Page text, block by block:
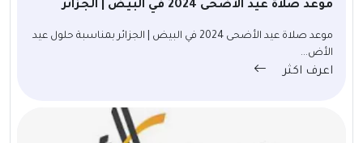
موعد صلاة عيد الأضحى 2024 في البيض | الجزائر
موعد صلاة عيد الأضحى 2024 في البيض | الجزائر بمناسبة حلول عيد
الأض...
اعرف اكثر